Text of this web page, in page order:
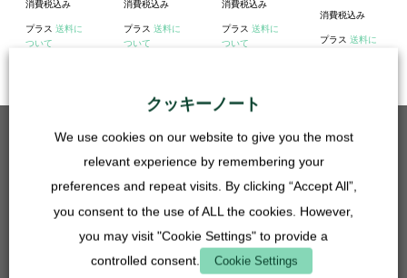
消費税込み
プラス 送料に
ついて
消費税込み
プラス 送料に
ついて
消費税込み
プラス 送料に
ついて
消費税込み
プラス送料に
ベストセラー
グリッドインサート-50mm-ステンレススチール
消費税込み
プラス送料について
ベイシン・ホース・コネクター 27mm - 14, 16, 20mm - 透明
クッキーノート
We use cookies on our website to give you the most
relevant experience by remembering your
preferences and repeat visits. By clicking “Accept All”,
you consent to the use of ALL the cookies. However,
you may visit "Cookie Settings" to provide a
controlled consent.
Cookie Settings